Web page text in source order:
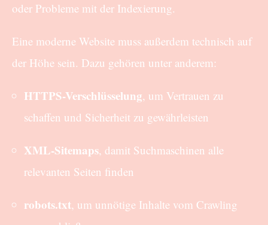
oder Probleme mit der Indexierung.
Eine moderne Website muss außerdem technisch auf
der Höhe sein. Dazu gehören unter anderem:
HTTPS-Verschlüsselung, um Vertrauen zu
schaffen und Sicherheit zu gewährleisten
XML-Sitemaps, damit Suchmaschinen alle
relevanten Seiten finden
robots.txt, um unnötige Inhalte vom Crawling